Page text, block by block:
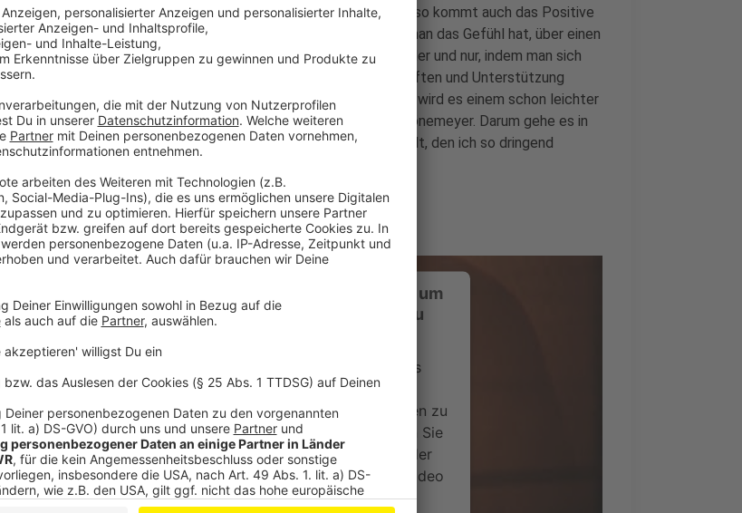
verlassen oder an dem er sich einfach mal festhalten könne. Und so kommt auch das Positive
und Mutmachende im neuen Song natürlich nicht zu kurz. "Wenn man das Gefühl hat, über einen
wird nachgedacht, wenn man merkt, man schafft es nur miteinander und nur, indem man sich
einfach gegenseitig unterstützt und begreift, dass in Freundschaften und Unterstützung
einfach ein großer Lebenssinn und große Chancen stecken - dann wird es einem schon leichter
ums Herz und man fühlt sich geborgen und gehalten", betonte Grönemeyer. Darum gehe es in
dem Lied. Und so heißt es im Refrain: "Deine Hand gibt mir den Halt, den ich so dringend
Anzeige
Wir benötigen Ihre Zustimmung, um
den YouTube Video-Service zu
Wir verwenden einen Service eines
Drittanbieters, um Videoinhalte
einzubetten. Dieser Service kann Daten zu
Ihren Aktivitäten sammeln. Bitte lesen Sie
die Details durch und stimmen Sie der
Nutzung des Service zu, um dieses Video
anzusehen.